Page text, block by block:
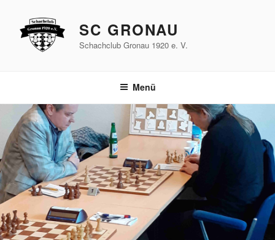
springen
SC GRONAU
Schachclub Gronau 1920 e. V.
Menü